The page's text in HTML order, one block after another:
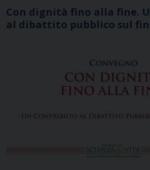
Con dignità fino alla fine.
al dibattito pubblico sul